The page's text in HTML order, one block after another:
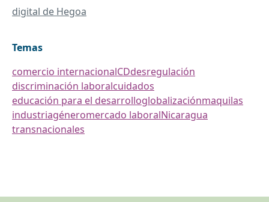
digital de Hegoa
Temas
comercio internacionalCDdesregulación
discriminación laboralcuidados
educación para el desarrolloglobalizaciónmaquilas
industriagéneromercado laboralNicaragua
transnacionales